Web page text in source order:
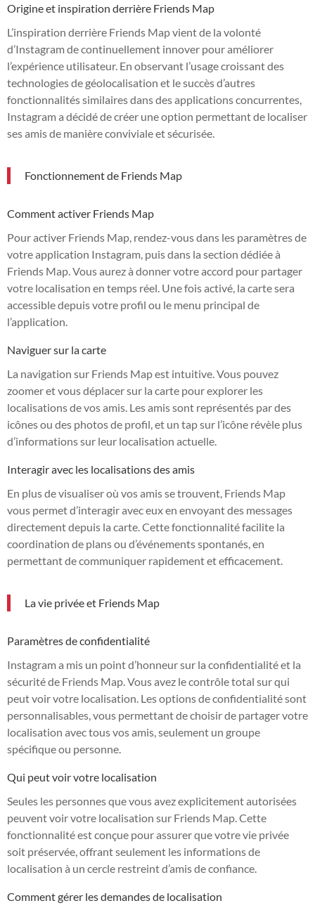
Origine et inspiration derrière Friends Map
L’inspiration derrière Friends Map vient de la volonté
d’Instagram de continuellement innover pour améliorer
l’expérience utilisateur. En observant l’usage croissant des
technologies de géolocalisation et le succès d’autres
fonctionnalités similaires dans des applications concurrentes,
Instagram a décidé de créer une option permettant de localiser
ses amis de manière conviviale et sécurisée.
Fonctionnement de Friends Map
Comment activer Friends Map
Pour activer Friends Map, rendez-vous dans les paramètres de
votre application Instagram, puis dans la section dédiée à
Friends Map. Vous aurez à donner votre accord pour partager
votre localisation en temps réel. Une fois activé, la carte sera
accessible depuis votre profil ou le menu principal de
l’application.
Naviguer sur la carte
La navigation sur Friends Map est intuitive. Vous pouvez
zoomer et vous déplacer sur la carte pour explorer les
localisations de vos amis. Les amis sont représentés par des
icônes ou des photos de profil, et un tap sur l’icône révèle plus
d’informations sur leur localisation actuelle.
Interagir avec les localisations des amis
En plus de visualiser où vos amis se trouvent, Friends Map
vous permet d’interagir avec eux en envoyant des messages
directement depuis la carte. Cette fonctionnalité facilite la
coordination de plans ou d’événements spontanés, en
permettant de communiquer rapidement et efficacement.
La vie privée et Friends Map
Paramètres de confidentialité
Instagram a mis un point d’honneur sur la confidentialité et la
sécurité de Friends Map. Vous avez le contrôle total sur qui
peut voir votre localisation. Les options de confidentialité sont
personnalisables, vous permettant de choisir de partager votre
localisation avec tous vos amis, seulement un groupe
spécifique ou personne.
Qui peut voir votre localisation
Seules les personnes que vous avez explicitement autorisées
peuvent voir votre localisation sur Friends Map. Cette
fonctionnalité est conçue pour assurer que votre vie privée
soit préservée, offrant seulement les informations de
localisation à un cercle restreint d’amis de confiance.
Comment gérer les demandes de localisation